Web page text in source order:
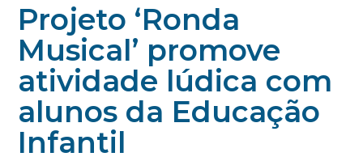
Projeto ‘Ronda
Musical’ promove
atividade lúdica com
alunos da Educação
Infantil